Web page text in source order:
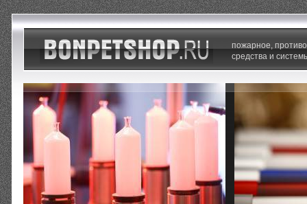
пожарное,
средства и